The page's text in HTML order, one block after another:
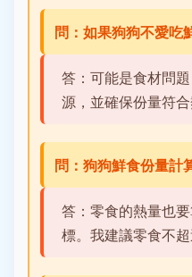
問：如果狗狗不愛吃
答：可能是食材問
源，並確保份量符合
問：狗狗鮮食份量計
答：零食的熱量也
標。我建議零食不超